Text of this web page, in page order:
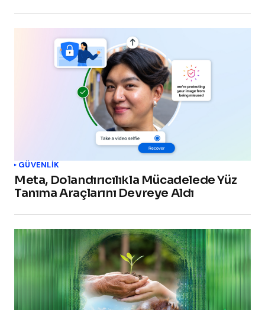
GÜVENLIK
Meta, Dolandırıcılıkla Mücadelede Yüz
Tanıma Araçlarını Devreye Aldı